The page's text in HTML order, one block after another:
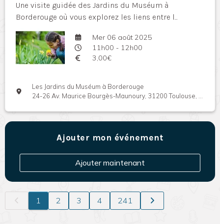
Une visite guidée des Jardins du Muséum à
Borderouge où vous explorez les liens entre l...
Mer 06 août 2025
11h00 - 12h00
3,00€
Les Jardins du Muséum à Borderouge
24-26 Av. Maurice Bourgès-Maunoury, 31200 Toulouse, France
Ajouter mon événement
Ajouter maintenant
1 2 3 4 241